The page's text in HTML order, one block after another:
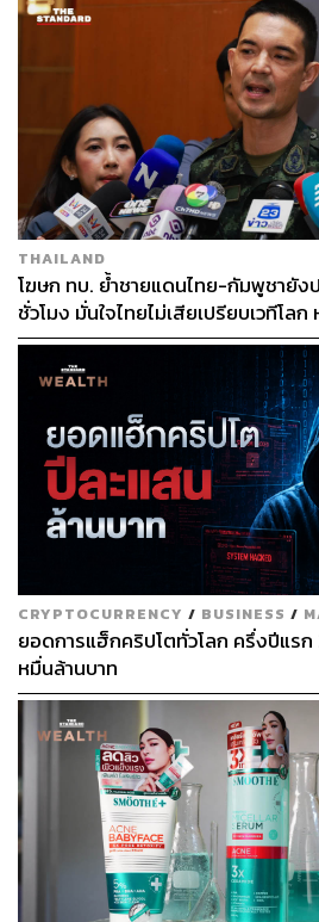
THAILAND
โฆษก ทบ. ย้ำชายแดนไทย-กัมพูชายัง
ชั่วโมง มั่นใจไทยไม่เสียเปรียบเวทีโล
รับรอง MOU43
CRYPTOCURRENCY / BUSINESS /
ยอดการแฮ็กคริปโตทั่วโลก ครึ่งปีแร
หมื่นล้านบาท